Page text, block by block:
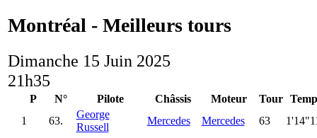
Montréal - Meilleurs tours
Dimanche 15 Juin 2025
21h35
P N° Pilote Châssis Moteur Tour
1
63.
George
Russell
Mercedes Mercedes 63